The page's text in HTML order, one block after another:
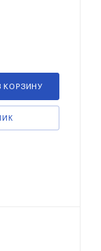
КОРЗИНУ